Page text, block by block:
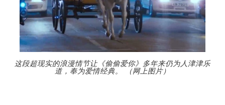
这段超现实的浪漫情节让《偷偷爱你》多年来仍为人津津乐
道，奉为爱情经典。 （网上图片）